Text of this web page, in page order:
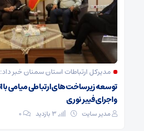
مدیرکل ارتباطات استان سمنان خبر داد:
و اجرای فیبر نوری
مدیر سایت ۰